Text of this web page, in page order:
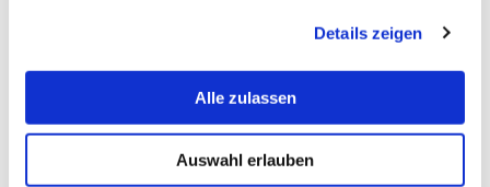
Details zeigen
Alle zulassen
Auswahl erlauben